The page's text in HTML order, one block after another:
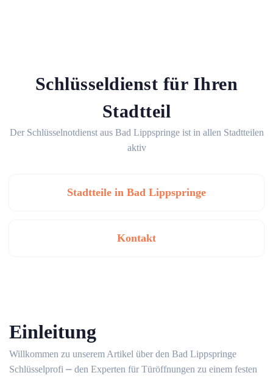
Schlüsseldienst für Ihren
Stadtteil
Der Schlüsselnotdienst aus Bad Lippspringe ist in allen Stadtteilen
aktiv
Stadtteile in Bad Lippspringe
Kontakt
Einleitung
Willkommen zu unserem Artikel über den Bad Lippspringe
Schlüsselprofi ⎼ den Experten für Türöffnungen zu einem festen